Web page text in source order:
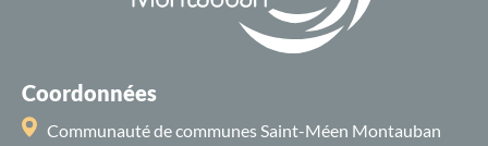
Coordonnées
Communauté de communes Saint-Méen Montauban